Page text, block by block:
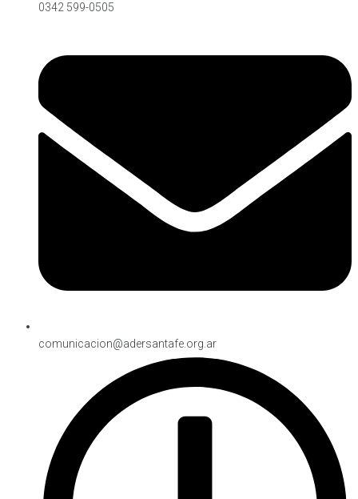
0342 599-0505
comunicacion@adersantafe.org.ar